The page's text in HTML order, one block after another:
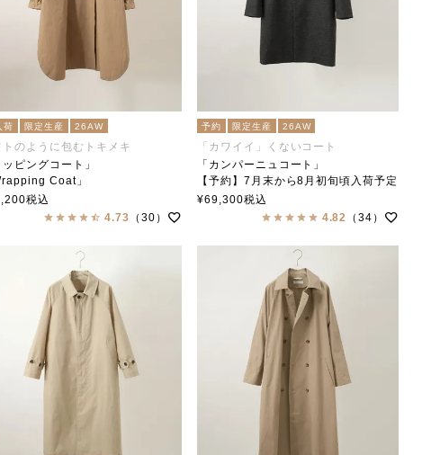
荷 限定生産 26AW
トのように包むトキメキ
ッピングコート」
Coat」
（ステンカラー）
税込
4.73 （30）
予約 限定生産 26AW
「カワイイ」くないコート
「カンパーニュコート」
【予約】7月末から8月初旬頃入荷予定
「Campagne Coat」
¥69,300税込
4.82 （34）